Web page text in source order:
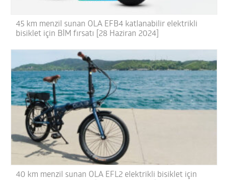
45 km menzil sunan OLA EFB4 katlanabilir elektrikli
bisiklet için BİM fırsatı [28 Haziran 2024]
40 km menzil sunan OLA EFL2 elektrikli bisiklet için